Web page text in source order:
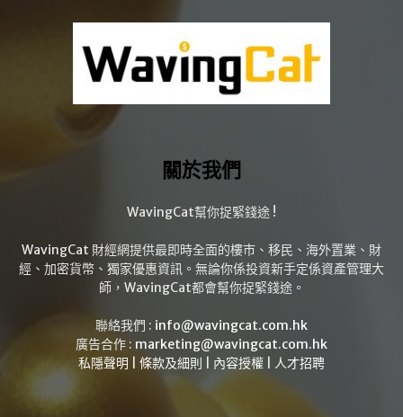
關於我們
WavingCat幫你捉緊錢途 !
WavingCat 財經網提供最即時全面的樓市、移民、海外置業、財
經、加密貨幣、獨家優惠資訊。無論你係投資新手定係資產管理大
師，WavingCat都會幫你捉緊錢途。
聯絡我們 : info@wavingcat.com.hk
廣告合作 : marketing@wavingcat.com.hk
私隱聲明
條款及細則 內容授權 人才招聘